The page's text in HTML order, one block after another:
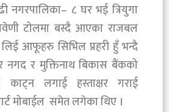
नगरपालिका– ८ घर भई त्रियुगा
टोलमा बस्दै आएका राजबल
लिई आफूहरु सिभिल प्रहरी हुँ भन्दै
नगद र मुक्तिनाथ बिकास बैंकको
लगाई हस्ताक्षर गराई
मोबाईल समेत लगेका थिए ।